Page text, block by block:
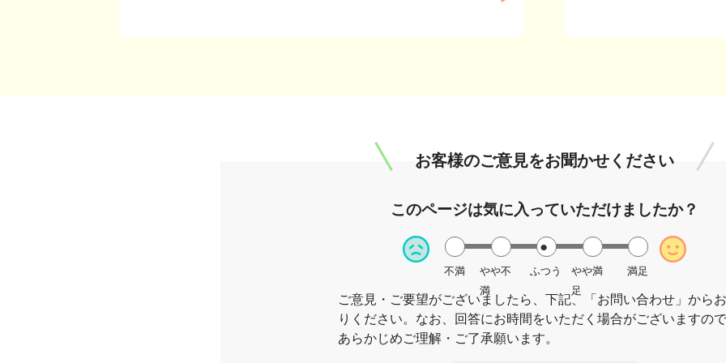
お客様のご意見をお聞かせください
このページは気に入っていただけましたか？
不満
やや不
満
ふつう
やや満
足
満足
ご意見・ご要望がございましたら、下記、「お問い合わせ」から
りください。なお、回答にお時間をいただく場合がございますので
あらかじめご理解・ご了承願います。